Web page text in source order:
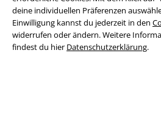
deine individuellen Präferenzen
Einwilligung kannst du jederzeit in den
widerrufen oder ändern. Weitere
findest du hier Datenschutzerklärung.
Entsorgung und Umweltschutz
Konformitätserklärung